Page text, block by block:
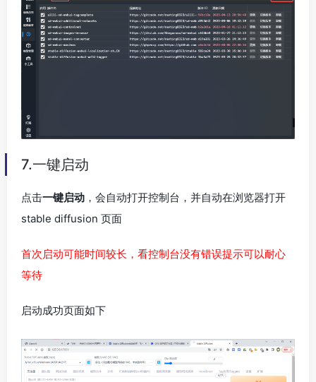
7.一键启动
点击一键启动 ，会自动打开控制台，并自动在浏览器打开
stable diffusion 页面
首次启动可能时间较长，看控制台没有错误提示可以耐心
等待
启动成功页面如下